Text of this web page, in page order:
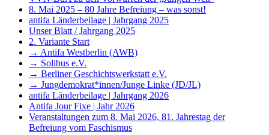
8. Mai 2025 – 80 Jahre Befreiung – was sonst!
antifa Länderbeilage | Jahrgang 2025
Unser Blatt / Jahrgang 2025
2. Variante Start
→ Antifa Westberlin (AWB)
→ Solibus e.V.
→ Berliner Geschichtswerkstatt e.V.
→ Jungdemokrat*innen/Junge Linke (JD/JL)
antifa Länderbeilage | Jahrgang 2026
Antifa Jour Fixe | Jahr 2026
Veranstaltungen zum 8. Mai 2026, 81. Jahrestag der
Befreiung vom Faschismus